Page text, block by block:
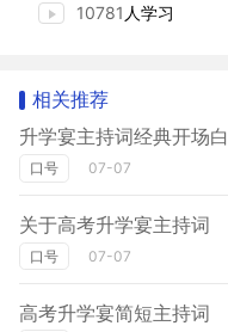
10781 人学习
相关推荐
升学宴主持词经典开场白
口号 07-07
关于高考升学宴主持词
口号 07-07
高考升学宴简短主持词